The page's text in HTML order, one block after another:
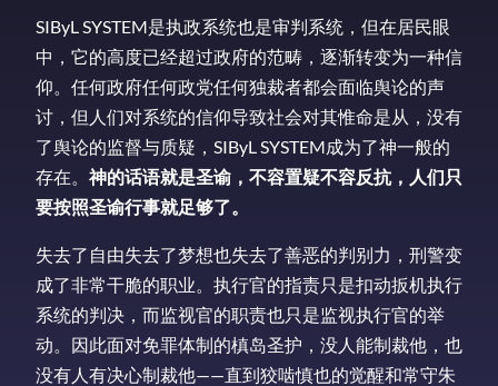
SIByL SYSTEM是执政系统也是审判系统，但在居民眼
中，它的高度已经超过政府的范畴，逐渐转变为一种信
仰。任何政府任何政党任何独裁者都会面临舆论的声
讨，但人们对系统的信仰导致社会对其惟命是从，没有
了舆论的监督与质疑，SIByL SYSTEM成为了神一般的
存在。 神的话语就是圣谕，不容置疑不容反抗，人们只
要按照圣谕行事就足够了。
失去了自由失去了梦想也失去了善恶的判别力，刑警变
成了非常干脆的职业。执行官的指责只是扣动扳机执行
系统的判决，而监视官的职责也只是监视执行官的举
动。因此面对免罪体制的槙岛圣护，没人能制裁他，也
没有人有决心制裁他——直到狡啮慎也的觉醒和常守朱